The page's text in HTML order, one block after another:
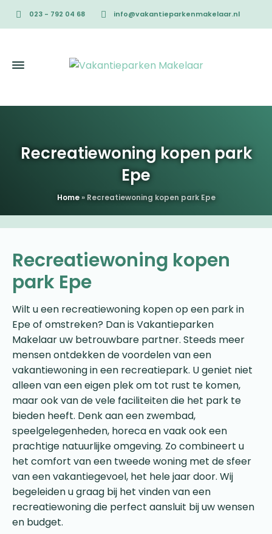
023 - 792 04 68 info@vakantieparkenmakelaar.nl
Recreatiewoning kopen park
Epe
Home» Recreatiewoning kopen park Epe
Recreatiewoning kopen
park Epe
Wilt u een recreatiewoning kopen op een park in
Epe of omstreken? Dan is Vakantieparken
Makelaar uw betrouwbare partner. Steeds meer
mensen ontdekken de voordelen van een
vakantiewoning in een recreatiepark. U geniet niet
alleen van een eigen plek om tot rust te komen,
maar ook van de vele faciliteiten die het park te
bieden heeft. Denk aan een zwembad,
speelgelegenheden, horeca en vaak ook een
prachtige natuurlijke omgeving. Zo combineert u
het comfort van een tweede woning met de sfeer
van een vakantiegevoel, het hele jaar door. Wij
begeleiden u graag bij het vinden van een
recreatiewoning die perfect aansluit bij uw wensen
en budget.